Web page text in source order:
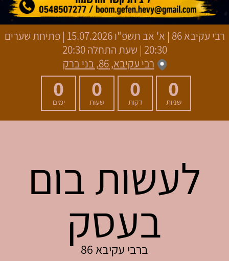
רבי עקיבא 86 | א' אב תשפ"ו
15.07.2026 | פתיחת שערים
20:30 | שעת התחלה 20:30
רבי עקיבא, 86, בני ברק
0
שניות
0
דקות
0
שעות
0
ימים
לעשות בום
בעסק
ברבי עקיבא 86